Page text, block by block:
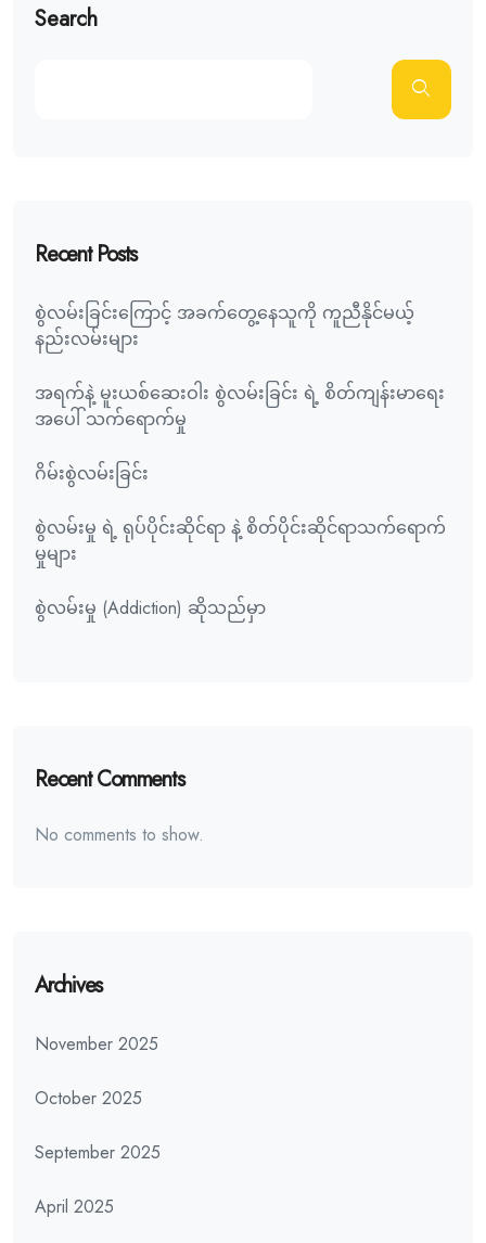
Search
Recent Posts
စွဲလမ်းခြင်းကြောင့် အခက်တွေ့နေသူကို ကူညီနိုင်မယ့်
နည်းလမ်းများ
အရက်နဲ့ မူးယစ်ဆေးဝါး စွဲလမ်းခြင်း ရဲ့ စိတ်ကျန်းမာရေး
အပေါ် သက်ရောက်မှု
ဂိမ်းစွဲလမ်းခြင်း
စွဲလမ်းမှု ရဲ့ ရုပ်ပိုင်းဆိုင်ရာ နဲ့ စိတ်ပိုင်းဆိုင်ရာသက်ရောက်
မှုများ
စွဲလမ်းမှု (Addiction) ဆိုသည်မှာ
Recent Comments
No comments to show.
Archives
November 2025
October 2025
September 2025
April 2025